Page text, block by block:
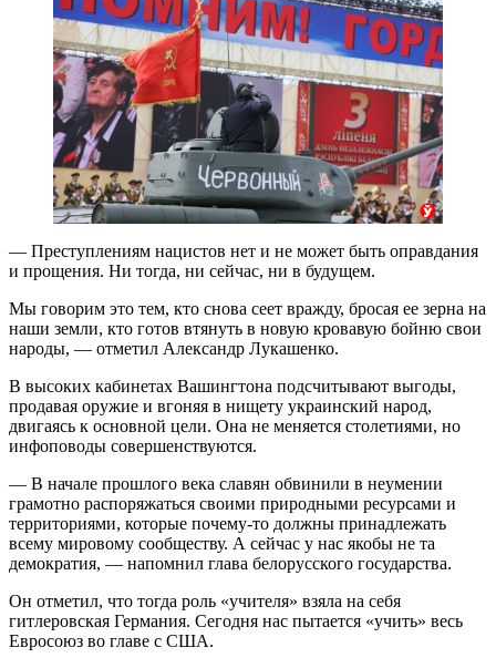
— Преступлениям нацистов нет и не может быть оправдания
и прощения. Ни тогда, ни сейчас, ни в будущем.
Мы говорим это тем, кто снова сеет вражду, бросая ее зерна на
наши земли, кто готов втянуть в новую кровавую бойню свои
народы, — отметил Александр Лукашенко.
В высоких кабинетах Вашингтона подсчитывают выгоды,
продавая оружие и вгоняя в нищету украинский народ,
двигаясь к основной цели. Она не меняется столетиями, но
инфоповоды совершенствуются.
— В начале прошлого века славян обвинили в неумении
грамотно распоряжаться своими природными ресурсами и
территориями, которые почему-то должны принадлежать
всему мировому сообществу. А сейчас у нас якобы не та
демократия, — напомнил глава белорусского государства.
Он отметил, что тогда роль «учителя» взяла на себя
гитлеровская Германия. Сегодня нас пытается «учить» весь
Евросоюз во главе с США.